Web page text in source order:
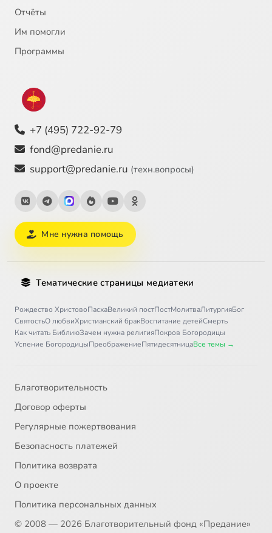
Отчёты
Им помогли
Программы
+7 (495) 722-92-79
fond@predanie.ru
support@predanie.ru (техн.вопросы)
Мне нужна помощь
Тематические страницы медиатеки
Рождество ХристовоПасхаВеликий постПостМолитваЛитургияБог
СвятостьО любвиХристианский бракВоспитание детейСмерть
Как читать БиблиюЗачем нужна религияПокров Богородицы
Успение БогородицыПреображениеПятидесятницаВсе темы →
Благотворительность
Договор оферты
Регулярные пожертвования
Безопасность платежей
Политика возврата
О проекте
Политика персональных данных
© 2008 — 2026 Благотворительный фонд «Предание»